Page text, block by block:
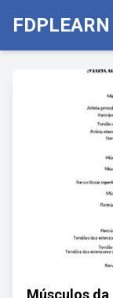
FDPLEARN
Músculos da